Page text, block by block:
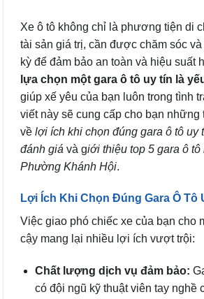
Xe ô tô không chỉ là phương tiện di
tài sản giá trị, cần được chăm sóc
kỳ để đảm bảo an toàn và hiệu suất
lựa chọn một gara ô tô uy tín là
giúp xế yêu của bạn luôn trong tình
viết này sẽ cung cấp cho bạn những
về lợi ích khi chọn đúng gara ô tô uy
đánh giá và giới thiệu top 5 gara ô tô
Phường Khánh Hội.
Lợi Ích Khi Chọn Đúng Gara Ô Tô
Việc giao phó chiếc xe của bạn cho
cậy mang lại nhiều lợi ích vượt trội:
Chất lượng dịch vụ đảm bảo:
có đội ngũ kỹ thuật viên tay nghề